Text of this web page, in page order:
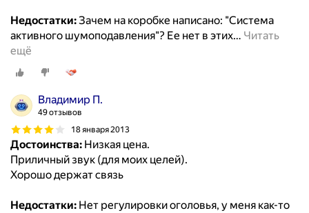
Недостатки:Зачем на коробке написано: "Система
активного шумоподавления"? Ее нет в этих… Читать
ещё
Владимир П.
49 отзывов
18 января 2013
Достоинства: Низкая цена.
Приличный звук (для моих целей).
Хорошо держат связь
Недостатки: Нет регулировки оголовья, у меня как-то